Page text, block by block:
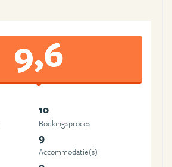
9,6
10
Boekingsproces
9
Accommodatie(s)